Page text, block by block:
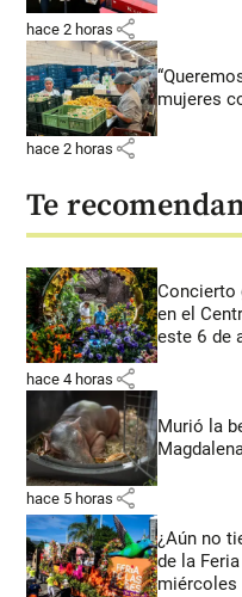
hace 2 horas share
mujeres
hace 2 horas share
Te
Concierto
en el
este 6 de
hace 4 horas share
Murió la
hace 5 horas share
¿Aún no
de la
miércoles